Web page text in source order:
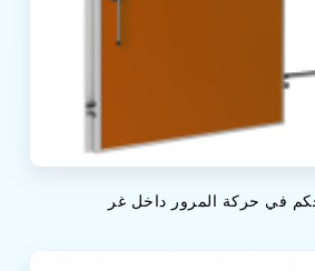
في حركة المرور داخل غر